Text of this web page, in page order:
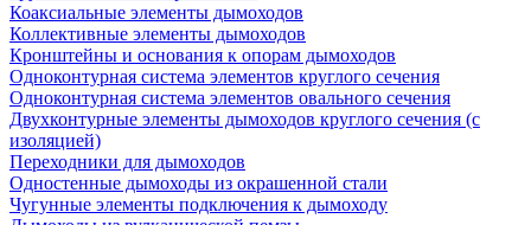
Коаксиальные элементы дымоходов
Коллективные элементы дымоходов
Кронштейны и основания к опорам дымоходов
Одноконтурная система элементов круглого сечения
Одноконтурная система элементов овального сечения
Двухконтурные элементы дымоходов круглого сечения (с
изоляцией)
Переходники для дымоходов
Одностенные дымоходы из окрашенной стали
Чугунные элементы подключения к дымоходу